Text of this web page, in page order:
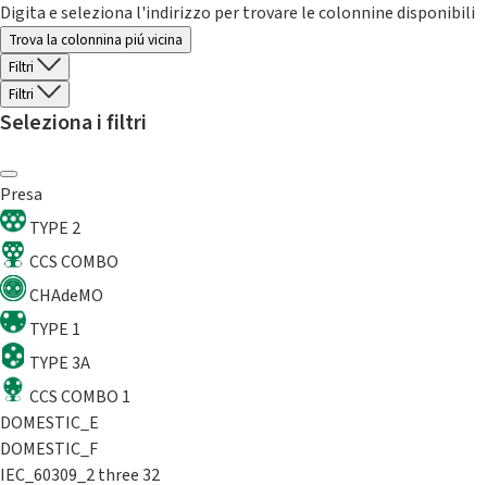
Digita e seleziona l'indirizzo per trovare le colonnine disponibili
Trova la colonnina piú vicina
Filtri
Filtri
Seleziona i filtri
Presa
TYPE 2
CCS COMBO
CHAdeMO
TYPE 1
TYPE 3A
CCS COMBO 1
DOMESTIC_E
DOMESTIC_F
IEC_60309_2 three 32